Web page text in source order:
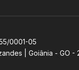
0001-05
| Goiânia - GO -